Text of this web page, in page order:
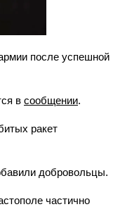
после успешной
в сообщении.
ракет
добровольцы.
частично